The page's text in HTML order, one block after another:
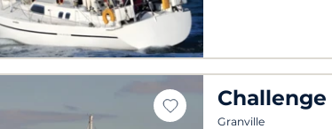
Challenge
Granville